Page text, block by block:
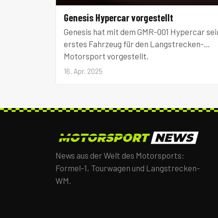
Genesis Hypercar vorgestellt
Genesis hat mit dem GMR-001 Hypercar
erstes Fahrzeug für den Langstrecken-
Motorsport vorgestellt.
16. Apr. 2025
News aus der Welt des Motorsports:
Formel-1, Tourwagen und Langstrecken-
WM.